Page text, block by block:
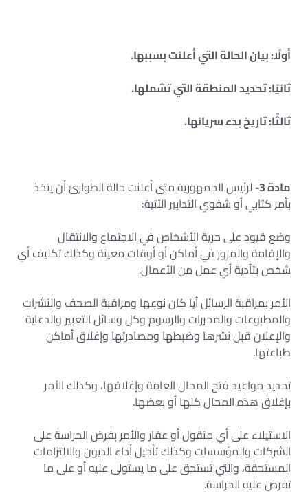
أولًا: بيان الحالة التي أعلنت بسببها.
ثانيًا: تحديد المنطقة التي تشملها.
ثالثًا: تاريخ بدء سريانها.
مادة 3-
لرئيس الجمهورية متى أعلنت حالة الطوارئ أن يتخذ
بأمر كتابي أو شفوي التدابير الآتية:
وضع قيود على حرية الأشخاص في الاجتماع والانتقال
والإقامة والمرور في أماكن أو أوقات معينة وكذلك تكليف أي
شخص بتأدية أي عمل من الأعمال.
الأمر بمراقبة الرسائل أيا كان نوعها ومراقبة الصحف والنشرات
والمطبوعات والمحررات والرسوم وكل وسائل التعبير والدعاية
والإعلان قبل نشرها وضبطها ومصادرتها وإغلاق أماكن
طباعتها.
تحديد مواعيد فتح المحال العامة وإغلاقها، وكذلك الأمر
بإغلاق هذه المحال كلها أو بعضها.
الاستيلاء على أي منقول أو عقار والأمر بفرض الحراسة على
الشركات والمؤسسات وكذلك تأجيل أداء الديون والالتزامات
المستحقة، والتي تستحق على ما يستولى عليه أو على ما
تفرض عليه الحراسة.